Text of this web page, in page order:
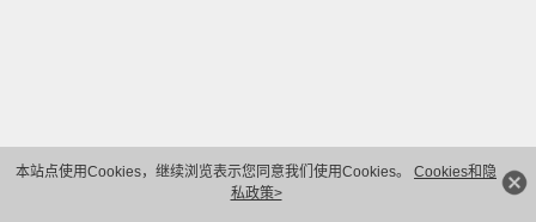
本站点使用Cookies，继续浏览表示您同意我们使用Cookies。 Cookies和隐
私政策>